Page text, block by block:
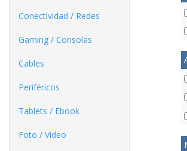
Conectividad / Redes
Gaming / Consolas
Cables
Periféricos
Tablets / Ebook
Foto / Video